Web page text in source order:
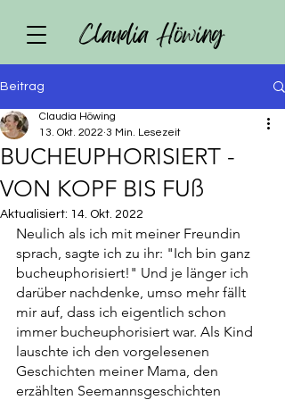
Claudia Höwing
Beitrag
BUCHEUPHORISIERT -
VON KOPF BIS FUß
Claudia Höwing
13. Okt. 2022 3 Min. Lesezeit
Aktualisiert: 14. Okt. 2022
Neulich als ich mit meiner Freundin
sprach, sagte ich zu ihr: "Ich bin ganz
bucheuphorisiert!" Und je länger ich
darüber nachdenke, umso mehr fällt
mir auf, dass ich eigentlich schon
immer bucheuphorisiert war. Als Kind
lauschte ich den vorgelesenen
Geschichten meiner Mama, den
erzählten Seemannsgeschichten